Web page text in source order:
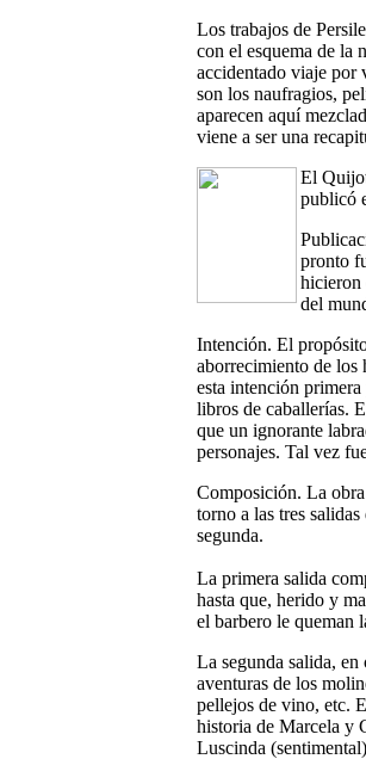
Los trabajos de
con el esquema de la
accidentado viaje por
son los naufragios,
aparecen aquí
viene a ser una
El
publicó
pronto
hicieron
del
Intención. El
aborrecimiento de los
esta intención
libros de caballerías.
que un ignorante
personajes. Tal vez
Composición. La obra
torno a las tres
segunda.
La primera salida
hasta que, herido y
el barbero le queman
La segunda salida,
aventuras de los
pellejos de vino, etc.
historia de Marcela y
Luscinda